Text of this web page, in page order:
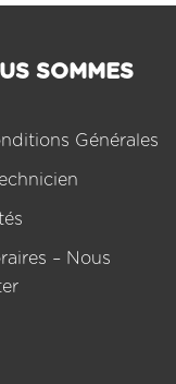
SOMMES
Générales
– Nous